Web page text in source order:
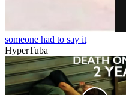
someone had to say it
HyperTuba